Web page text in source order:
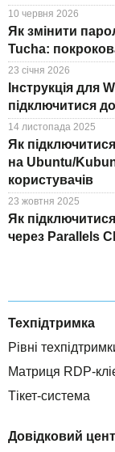
10 червня 2026
Як змінити
Tucha:
23 січня 2026
Інструкція для
підключитися
14 листопада 2025
Як
на Ubuntu/
користувачів
23 жовтня 2025
Як
через Parallels
Техпідтримка
Рівні
Матриця RDP-
Тікет-система
Довідковий